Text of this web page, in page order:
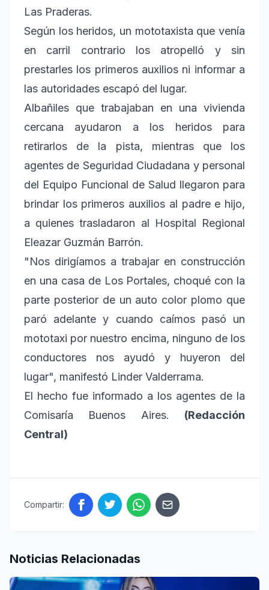
Las Praderas.
Según los heridos, un mototaxista que venía
en carril contrario los atropelló y sin
prestarles los primeros auxilios ni informar a
las autoridades escapó del lugar.
Albañiles que trabajaban en una vivienda
cercana ayudaron a los heridos para
retirarlos de la pista, mientras que los
agentes de Seguridad Ciudadana y personal
del Equipo Funcional de Salud llegaron para
brindar los primeros auxilios al padre e hijo,
a quienes trasladaron al Hospital Regional
Eleazar Guzmán Barrón.
"Nos dirigíamos a trabajar en construcción
en una casa de Los Portales, choqué con la
parte posterior de un auto color plomo que
paró adelante y cuando caímos pasó un
mototaxi por nuestro encima, ninguno de los
conductores nos ayudó y huyeron del
lugar", manifestó Linder Valderrama.
El hecho fue informado a los agentes de la
Comisaría Buenos Aires. (Redacción
Central)
Compartir:
Noticias Relacionadas